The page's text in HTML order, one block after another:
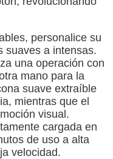
personalice su
suaves a intensas.
una operación con
mano para la
suave extraíble
mientras que el
visual.
cargada en
de uso a alta
velocidad.